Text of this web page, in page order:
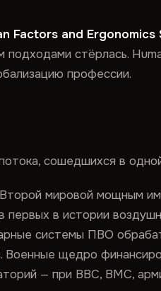
Factors and Ergonomics
подходами стёрлась.
профессии.
сошедшихся в
мировой мощным
первых в истории
системы ПВО
щедро
— при ВВС, ВМС,